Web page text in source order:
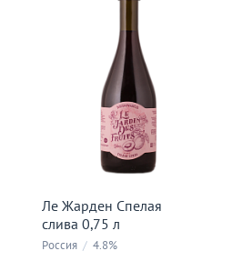
Ле Жарден Спелая
слива 0,75 л
Россия / 4.8%